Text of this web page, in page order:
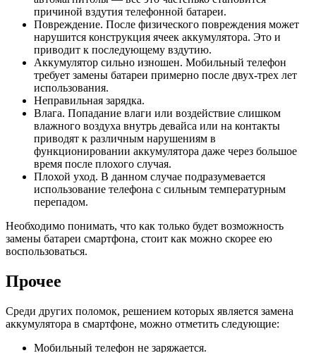
причиной вздутия телефонной батареи.
Повреждение. После физического повреждения может
нарушится конструкция ячеек аккумулятора. Это и
приводит к последующему вздутию.
Аккумулятор сильно изношен. Мобильный телефон
требует замены батареи примерно после двух-трех лет
использования.
Неправильная зарядка.
Влага. Попадание влаги или воздействие слишком
влажного воздуха внутрь девайса или на контакты
приводят к различным нарушениям в
функционировании аккумулятора даже через большое
время после плохого случая.
Плохой уход. В данном случае подразумевается
использование телефона с сильным температурным
перепадом.
Необходимо понимать, что как только будет возможность
замены батареи смартфона, стоит как можно скорее ею
воспользоваться.
Прочее
Среди других поломок, решением которых является замена
аккумулятора в смартфоне, можно отметить следующие:
Мобильный телефон не заряжается.